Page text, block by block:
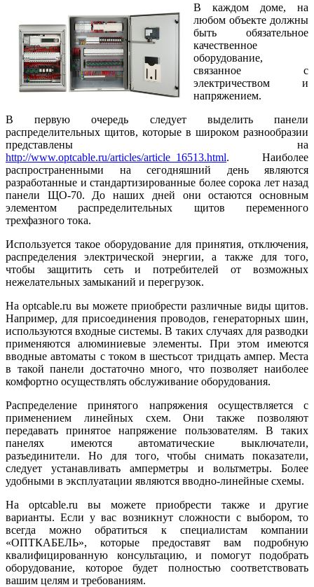
В каждом доме, на
любом объекте должны
быть обязательное
качественное
оборудование,
связанное с
электричеством и
напряжением.
В первую очередь следует выделить панели
распределительных щитов, которые в широком разнообразии
представлены на
http://www.optcable.ru/articles/article_16513.html. Наиболее
распространенными на сегодняшний день являются
разработанные и стандартизированные более сорока лет назад
панели ЩО-70. До наших дней они остаются основным
элементом распределительных щитов переменного
трехфазного тока.
Используется такое оборудование для принятия, отключения,
распределения электрической энергии, а также для того,
чтобы защитить сеть и потребителей от возможных
нежелательных замыканий и перегрузок.
На optcable.ru вы можете приобрести различные виды щитов.
Например, для присоединения проводов, генераторных шин,
используются входные системы. В таких случаях для разводки
применяются алюминиевые элементы. При этом имеются
вводные автоматы с током в шестьсот тридцать ампер. Места
в такой панели достаточно много, что позволяет наиболее
комфортно осуществлять обслуживание оборудования.
Распределение принятого напряжения осуществляется с
применением линейных схем. Они также позволяют
передавать принятое напряжение пользователям. В таких
панелях имеются автоматические выключатели,
разъединители. Но для того, чтобы снимать показатели,
следует устанавливать амперметры и вольтметры. Более
удобными в эксплуатации являются вводно-линейные схемы.
На optcable.ru вы можете приобрести также и другие
варианты. Если у вас возникнут сложности с выбором, то
всегда можно обратиться к специалистам компании
«ОПТКАБЕЛЬ», которые предоставят вам подробную
квалифицированную консультацию, и помогут подобрать
оборудование, которое будет полностью соответствовать
вашим целям и требованиям.